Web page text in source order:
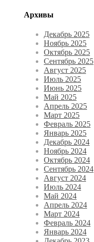
Архивы
Декабрь 2025
Ноябрь 2025
Октябрь 2025
Сентябрь 2025
Август 2025
Июль 2025
Июнь 2025
Май 2025
Апрель 2025
Март 2025
Февраль 2025
Январь 2025
Декабрь 2024
Ноябрь 2024
Октябрь 2024
Сентябрь 2024
Август 2024
Июль 2024
Май 2024
Апрель 2024
Март 2024
Февраль 2024
Январь 2024